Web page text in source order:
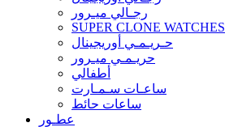
رجـالي ميـرور
SUPER CLONE WATCHES
حـريـمـي أوريجينال
حريـمـي ميـرور
أطفالي
ساعـات سـمـارت
ساعات حائط
عطـور